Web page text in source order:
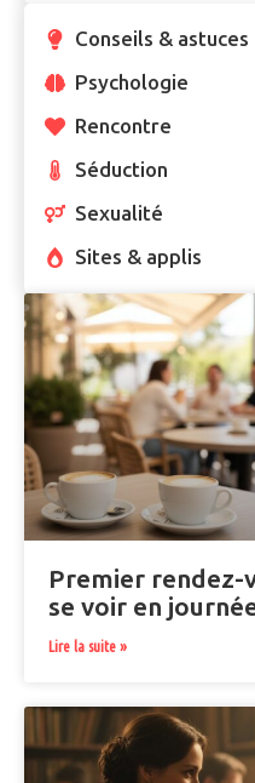
Conseils & astuces
Psychologie
Rencontre
Séduction
Sexualité
Sites & applis
Premier rendez-
se voir en
Lire la suite »